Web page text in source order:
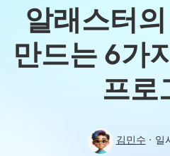
알래스터
만드는 6가
프로
김민수 · 일